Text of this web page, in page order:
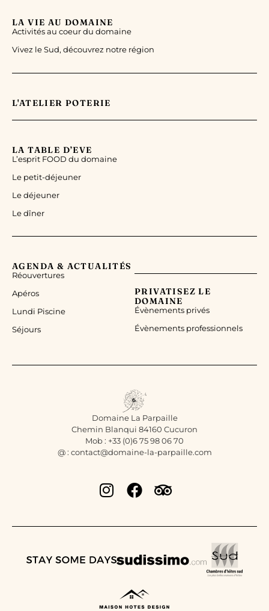
LA VIE AU DOMAINE
Activités au coeur du domaine
Vivez le Sud, découvrez notre région
L'ATELIER POTERIE
LA TABLE D’EVE
L’esprit FOOD du domaine
Le petit-déjeuner
Le déjeuner
Le dîner
AGENDA & ACTUALITÉS
Réouvertures
Apéros
Lundi Piscine
Séjours
PRIVATISEZ LE
DOMAINE
Évènements privés
Évènements professionnels
Domaine La Parpaille
Chemin Blanqui 84160 Cucuron
Mob : +33 (0)6 75 98 06 70
@ : contact@domaine-la-parpaille.com